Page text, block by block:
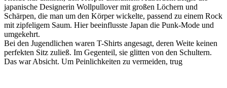
japanische Designerin Wollpullover mit großen Löchern und
Schärpen, die man um den Körper wickelte, passend zu einem Rock
mit zipfeligem Saum. Hier beeinflusste Japan die Punk-Mode und
umgekehrt.
Bei den Jugendlichen waren T-Shirts angesagt, deren Weite keinen
perfekten Sitz zuließ. Im Gegenteil, sie glitten von den Schultern.
Das war Absicht. Um Peinlichkeiten zu vermeiden, trug